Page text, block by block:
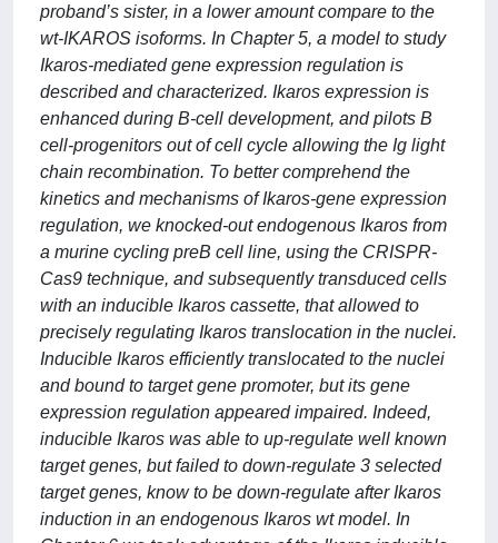
proband’s sister, in a lower amount compare to the
wt-IKAROS isoforms. In Chapter 5, a model to study
Ikaros-mediated gene expression regulation is
described and characterized. Ikaros expression is
enhanced during B-cell development, and pilots B
cell-progenitors out of cell cycle allowing the Ig light
chain recombination. To better comprehend the
kinetics and mechanisms of Ikaros-gene expression
regulation, we knocked-out endogenous Ikaros from
a murine cycling preB cell line, using the CRISPR-
Cas9 technique, and subsequently transduced cells
with an inducible Ikaros cassette, that allowed to
precisely regulating Ikaros translocation in the nuclei.
Inducible Ikaros efficiently translocated to the nuclei
and bound to target gene promoter, but its gene
expression regulation appeared impaired. Indeed,
inducible Ikaros was able to up-regulate well known
target genes, but failed to down-regulate 3 selected
target genes, know to be down-regulate after Ikaros
induction in an endogenous Ikaros wt model. In